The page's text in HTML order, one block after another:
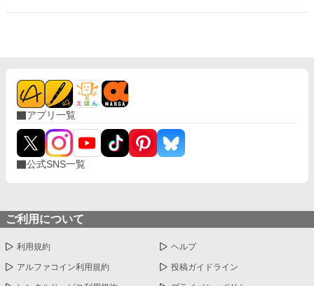
アプリ一覧
公式SNS一覧
ご利用について
利用規約 ヘルプ
アルファコイン利用規約 投稿ガイドライン